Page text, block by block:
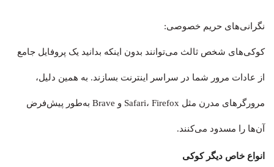
نگرانی‌های حریم خصوصی:
کوکی‌های شخص ثالث می‌توانند بدون اینکه بدانید یک پروفایل جامع
از عادات مرور شما در سراسر اینترنت بسازند. به همین دلیل،
مرورگرهای مدرن مثل Safari، Firefox و Brave به‌طور پیش‌فرض
آن‌ها را مسدود می‌کنند.
انواع خاص دیگر کوکی